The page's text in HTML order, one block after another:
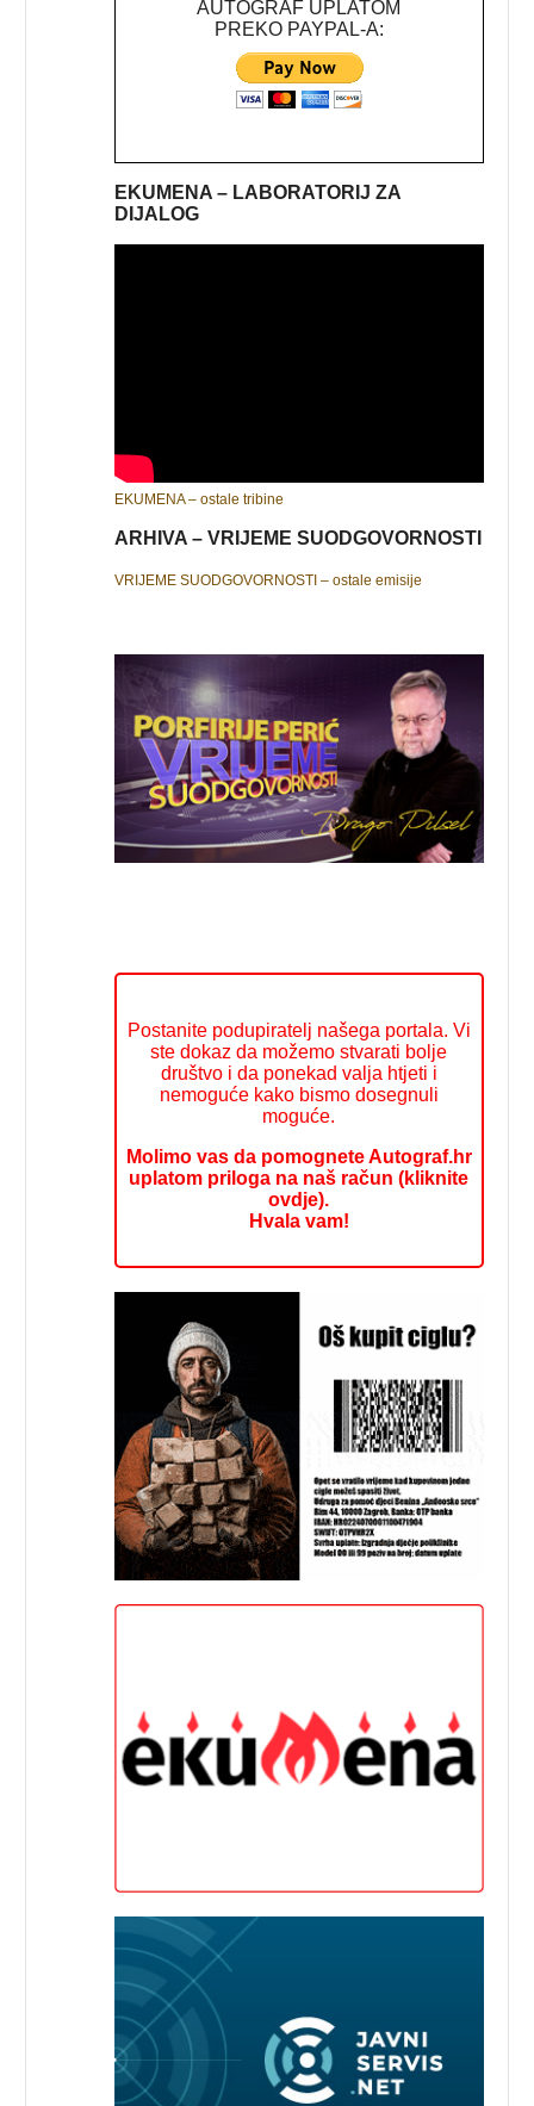
AUTOGRAF UPLATOM
PREKO PAYPAL-A:
EKUMENA – LABORATORIJ ZA
DIJALOG
EKUMENA – ostale tribine
ARHIVA – VRIJEME SUODGOVORNOSTI
VRIJEME SUODGOVORNOSTI – ostale emisije
Postanite podupiratelj našega portala. Vi
ste dokaz da možemo stvarati bolje
društvo i da ponekad valja htjeti i
nemoguće kako bismo dosegnuli
moguće.
Molimo vas da pomognete Autograf.hr
uplatom priloga na naš račun (kliknite
ovdje).
Hvala vam!